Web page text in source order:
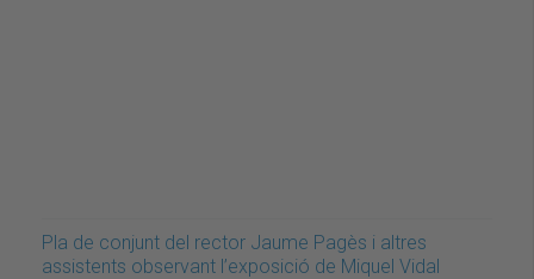
Pla de conjunt del rector Jaume Pagès i altres
assistents observant l’exposició de Miquel Vidal